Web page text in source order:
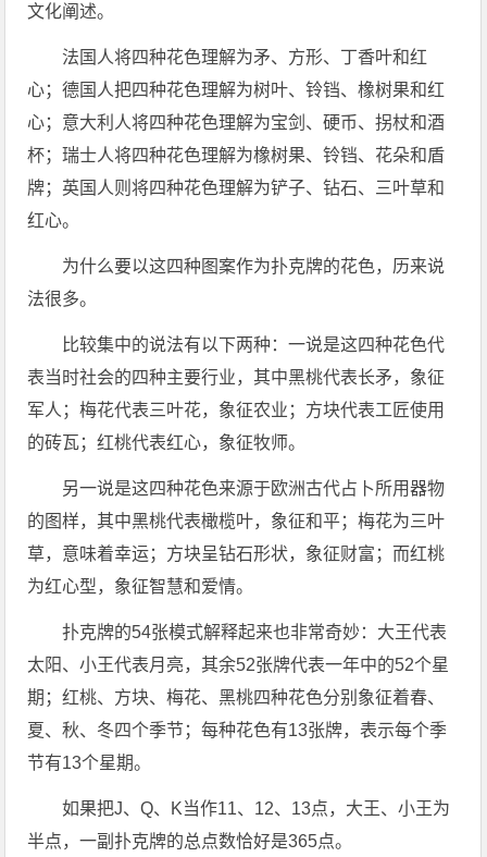
文化阐述。
法国人将四种花色理解为矛、方形、丁香叶和红
心；德国人把四种花色理解为树叶、铃铛、橡树果和红
心；意大利人将四种花色理解为宝剑、硬币、拐杖和酒
杯；瑞士人将四种花色理解为橡树果、铃铛、花朵和盾
牌；英国人则将四种花色理解为铲子、钻石、三叶草和
红心。
为什么要以这四种图案作为扑克牌的花色，历来说
法很多。
比较集中的说法有以下两种：一说是这四种花色代
表当时社会的四种主要行业，其中黑桃代表长矛，象征
军人；梅花代表三叶花，象征农业；方块代表工匠使用
的砖瓦；红桃代表红心，象征牧师。
另一说是这四种花色来源于欧洲古代占卜所用器物
的图样，其中黑桃代表橄榄叶，象征和平；梅花为三叶
草，意味着幸运；方块呈钻石形状，象征财富；而红桃
为红心型，象征智慧和爱情。
扑克牌的54张模式解释起来也非常奇妙：大王代表
太阳、小王代表月亮，其余52张牌代表一年中的52个星
期；红桃、方块、梅花、黑桃四种花色分别象征着春、
夏、秋、冬四个季节；每种花色有13张牌，表示每个季
节有13个星期。
如果把J、Q、K当作11、12、13点，大王、小王为
半点，一副扑克牌的总点数恰好是365点。